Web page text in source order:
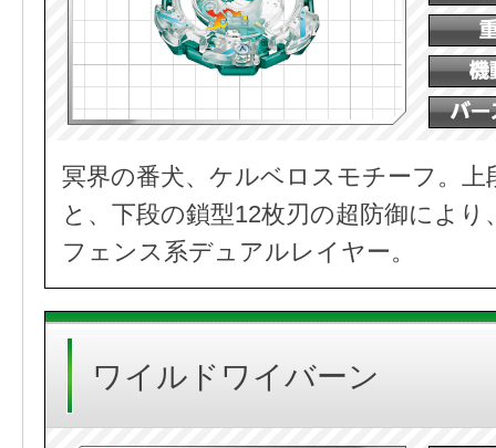
冥界の番犬、ケルベロスモチーフ。上
と、下段の鎖型12枚刃の超防御によ
フェンス系デュアルレイヤー。
ワイルドワイバーン